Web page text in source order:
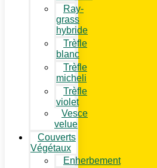
Ray-
grass
hybride
Trèfle
blanc
Trèfle
micheli
Trèfle
violet
Vesce
velue
Couverts
Végétaux
Enherbement